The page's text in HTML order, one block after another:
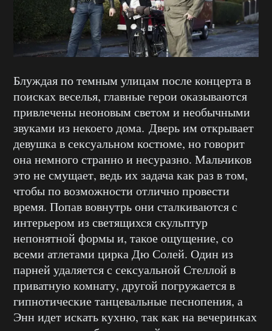
Блуждая по темным улицам после концерта в
поисках веселья, главные герои оказываются
привлечены неоновым светом и необычными
звуками из некоего дома. Дверь им открывает
девушка в сексуальном костюме, но говорит
она немного странно и несуразно. Мальчиков
это не смущает, ведь их задача как раз в том,
чтобы по возможности отлично провести
время. Попав вовнутрь они сталкиваются с
интерьером из светящихся скульптур
непонятной формы и, такое ощущение, со
всеми атлетами цирка Дю Солей. Один из
парней удаляется с сексуальной Стеллой в
приватную комнату, другой погружается в
гипнотические танцевальные песнопения, а
Энн идет искать кухню, так как на вечеринках